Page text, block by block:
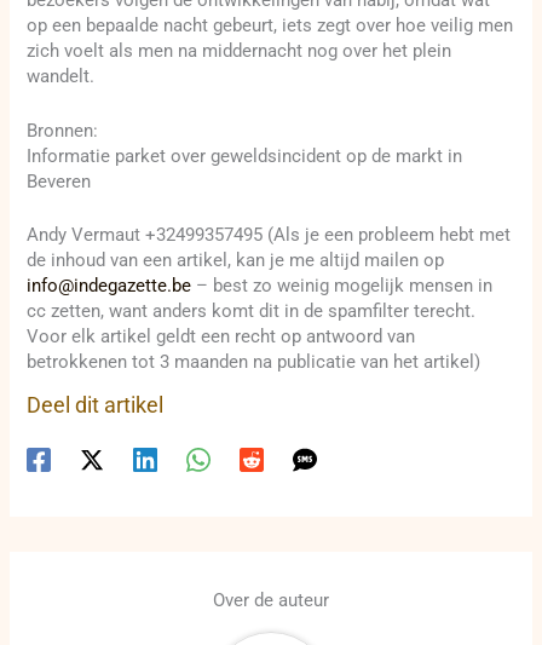
op een bepaalde nacht gebeurt, iets zegt over hoe veilig men
zich voelt als men na middernacht nog over het plein
wandelt.
Bronnen:
Informatie parket over geweldsincident op de markt in
Beveren
Andy Vermaut +32499357495 (Als je een probleem hebt met
de inhoud van een artikel, kan je me altijd mailen op
info@indegazette.be – best zo weinig mogelijk mensen in
cc zetten, want anders komt dit in de spamfilter terecht.
Voor elk artikel geldt een recht op antwoord van
betrokkenen tot 3 maanden na publicatie van het artikel)
Deel dit artikel
Over de auteur